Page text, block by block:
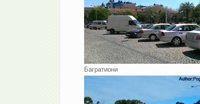
Багратиони